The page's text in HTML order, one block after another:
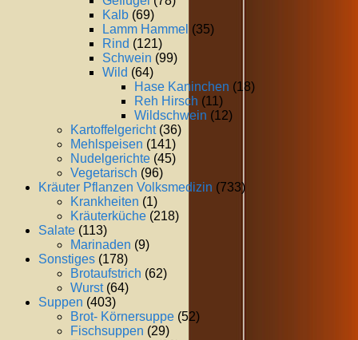
Kalb (69)
Lamm Hammel (35)
Rind (121)
Schwein (99)
Wild (64)
Hase Kaninchen (18)
Reh Hirsch (11)
Wildschwein (12)
Kartoffelgericht(36)
Mehlspeisen (141)
Nudelgerichte (45)
Vegetarisch (96)
Kräuter Pflanzen Volksmedizin (733)
Krankheiten (1)
Kräuterküche (218)
Salate (113)
Marinaden (9)
Sonstiges (178)
Brotaufstrich (62)
Wurst(64)
Suppen (403)
Brot- Körnersuppe (52)
Fischsuppen (29)